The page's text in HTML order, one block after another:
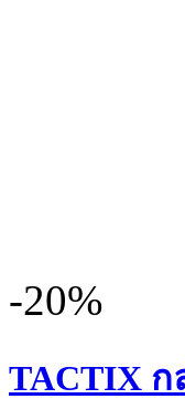
-20%
TACTIX ก